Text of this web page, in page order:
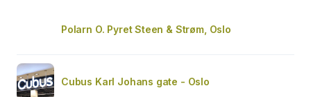
Polarn O. Pyret Steen & Strøm, Oslo
Cubus Karl Johans gate - Oslo